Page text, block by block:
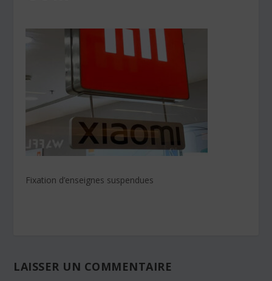
Fixation d’enseignes suspendues
LAISSER UN COMMENTAIRE